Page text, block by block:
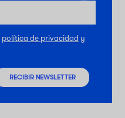
política de privacidad y
RECIBIR NEWSLETTER